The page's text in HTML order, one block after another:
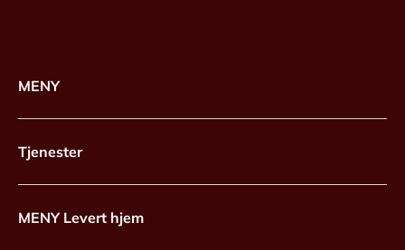
MENY
Tjenester
MENY Levert hjem